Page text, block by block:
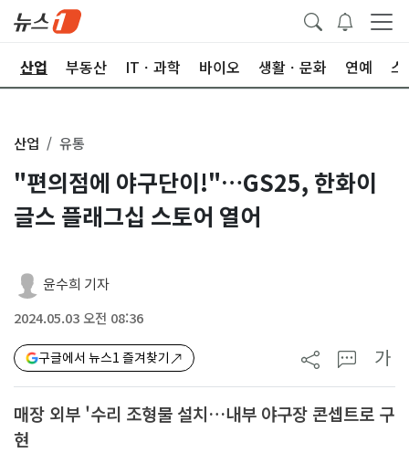
산업 부동산 ITㆍ과학 바이오 생활ㆍ문화 연예 스
산업 유통
"편의점에 야구단이!"…GS25, 한화이
글스 플래그십 스토어 열어
윤수희 기자
2024.05.03 오전 08:36
구글에서 뉴스1 즐겨찾기 가
매장 외부 '수리 조형물 설치…내부 야구장 콘셉트로 구
현